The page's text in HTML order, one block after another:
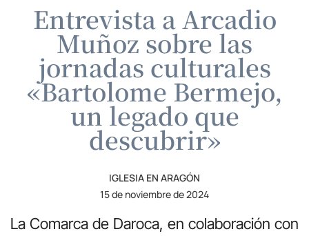
Entrevista a Arcadio
Muñoz sobre las
jornadas culturales
«Bartolome Bermejo,
un legado que
descubrir»
IGLESIA EN ARAGÓN
15 de noviembre de 2024
La Comarca de Daroca, en colaboración con